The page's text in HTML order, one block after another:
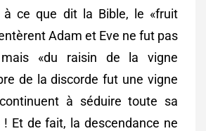
à ce que dit la Bible, le «fruit
Adam et Eve ne fut pas
«du raisin de la vigne
de la discorde fut une vigne
à séduire toute sa
! Et de fait, la descendance ne